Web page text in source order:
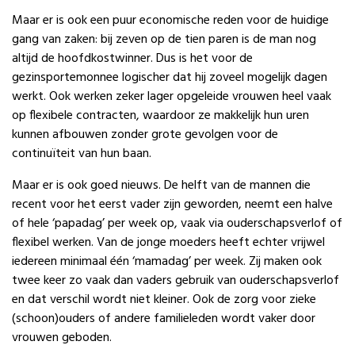
Maar er is ook een puur economische reden voor de huidige
gang van zaken: bij zeven op de tien paren is de man nog
altijd de hoofdkostwinner. Dus is het voor de
gezinsportemonnee logischer dat hij zoveel mogelijk dagen
werkt. Ook werken zeker lager opgeleide vrouwen heel vaak
op flexibele contracten, waardoor ze makkelijk hun uren
kunnen afbouwen zonder grote gevolgen voor de
continuïteit van hun baan.
Maar er is ook goed nieuws. De helft van de mannen die
recent voor het eerst vader zijn geworden, neemt een halve
of hele ‘papadag’ per week op, vaak via ouderschapsverlof of
flexibel werken. Van de jonge moeders heeft echter vrijwel
iedereen minimaal één ‘mamadag’ per week. Zij maken ook
twee keer zo vaak dan vaders gebruik van ouderschapsverlof
en dat verschil wordt niet kleiner. Ook de zorg voor zieke
(schoon)ouders of andere familieleden wordt vaker door
vrouwen geboden.